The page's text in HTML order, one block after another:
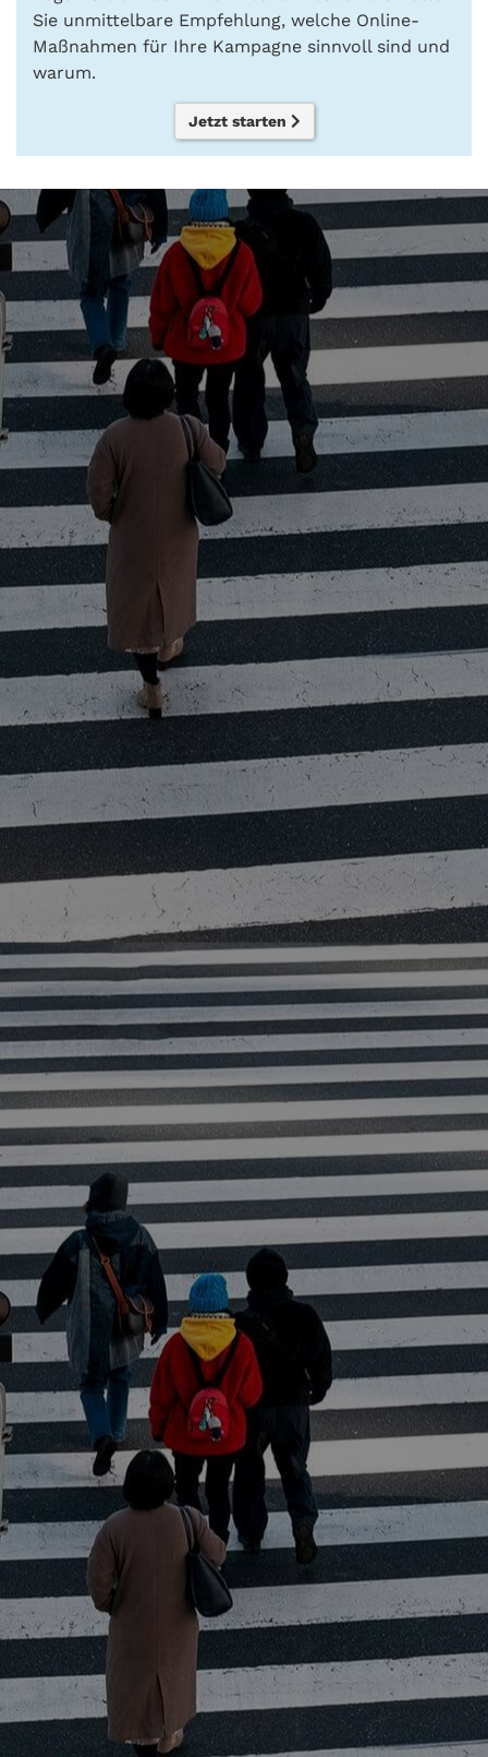
Sie unmittelbare Empfehlung, welche Online-
Maßnahmen für Ihre Kampagne sinnvoll sind und
warum.
Jetzt starten